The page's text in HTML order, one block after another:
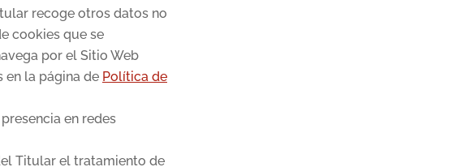
recoge otros datos no
cookies que se
por el Sitio Web
en la página de Política de
en redes
Titular el tratamiento de